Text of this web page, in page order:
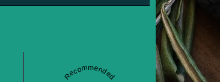
Recommended